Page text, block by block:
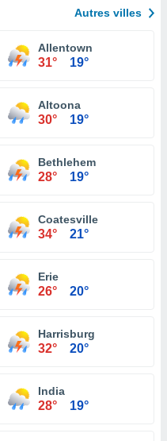
Autres villes
Allentown
31° 19°
Altoona
30° 19°
Bethlehem
28° 19°
Coatesville
34° 21°
Erie
26° 20°
Harrisburg
32° 20°
India
28° 19°